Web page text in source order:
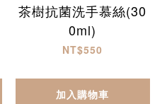
茶樹抗菌洗手慕絲(30
0ml)
NT$550
加入購物車